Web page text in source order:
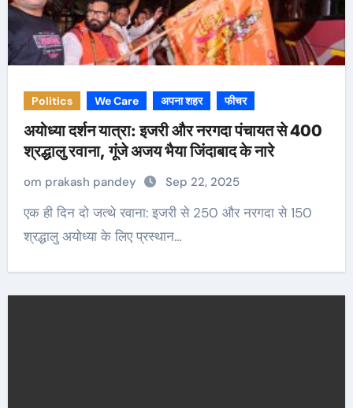
Politics We Care अपना शहर फीचर
अयोध्या दर्शन यात्रा: इजरी और नरगदा पंचायत से 400
श्रद्धालु रवाना, गूंजे अजय भैया जिंदाबाद के नारे
om prakash pandey Sep 22, 2025
एक ही दिन दो जत्थे रवाना: इजरी से 250 और नरगदा से 150
श्रद्धालु अयोध्या के लिए प्रस्थान…